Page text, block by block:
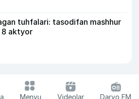
tuhfalari: tasodifan mashhur
8 aktyor
Menyu Videolar Daryo FM